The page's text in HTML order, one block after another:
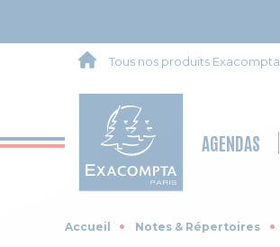
Tous nos produits Exacompta
AGENDAS
Accueil Notes & Répertoires